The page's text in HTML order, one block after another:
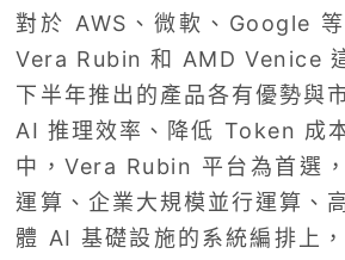
對於 AWS、微軟、Google 等
Vera Rubin 和 AMD Venice
下半年推出的產品各有優勢與
AI 推理效率、降低 Token 成
中，Vera Rubin 平台為首選
運算、企業大規模並行運算、
體 AI 基礎設施的系統編排上